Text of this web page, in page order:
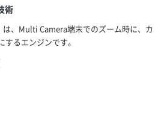
術
、Multi Camera端末でのズーム時に、カ
るエンジンです。